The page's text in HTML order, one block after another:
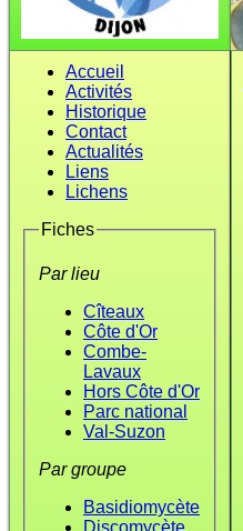
Accueil
Activités
Historique
Contact
Actualités
Liens
Lichens
Fiches
Par lieu
Cîteaux
Côte d'Or
Combe-
Lavaux
Hors Côte d'Or
Parc national
Val-Suzon
Par groupe
Basidiomycète
Discomycète